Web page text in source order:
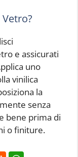
e assicurati
uno
vinilica
la
senza
bene prima di
o finiture.